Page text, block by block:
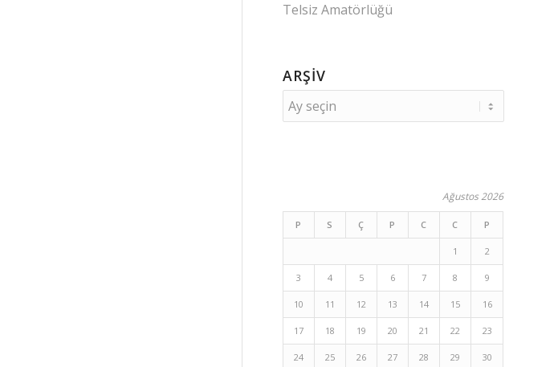
Telsiz Amatörlüğü
ARŞIV
Ağustos 2026
P S Ç P C C P
1 2
3 4 5 6 7 8 9
10 11 12 13 14 15 16
17 18 19 20 21 22 23
24 25 26 27 28 29 30